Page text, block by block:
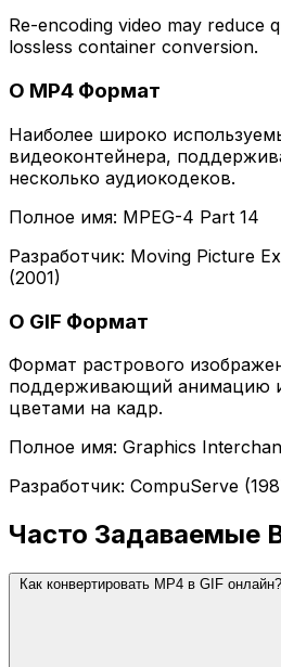
Re-encoding video may reduce
lossless container conversion.
О MP4 Формат
Наиболее широко
видеоконтейнера,
несколько аудиокодеков.
Полное имя: MPEG-4 Part 14
Разработчик: Moving Picture
(2001)
О GIF Формат
Формат растрового
поддерживающий анимацию
цветами на кадр.
Полное имя: Graphics
Разработчик: CompuServe
Часто Задаваемые
Как конвертировать MP4 в GIF онлайн?